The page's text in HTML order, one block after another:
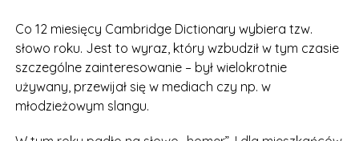
rodzice decydują się na L’Oreal czy Maybelline – i nie
mówimy o zakupach w Bootsie, nadal mowa o
imionach dla dzieci…
Z kolei w przypadku narodzin syna, opiekunowie
nadają takie imiona jak Hitler (tak, tak – Hitler, nie
Adolf), Lucifer, Spartacus czy… Dick – tu chyba
Co 12 miesięcy Cambridge Dictionary wybiera tzw.
słowo roku. Jest to wyraz, który wzbudził w tym czasie
szczególne zainteresowanie – był wielokrotnie
używany, przewijał się w mediach czy np. w
młodzieżowym slangu.